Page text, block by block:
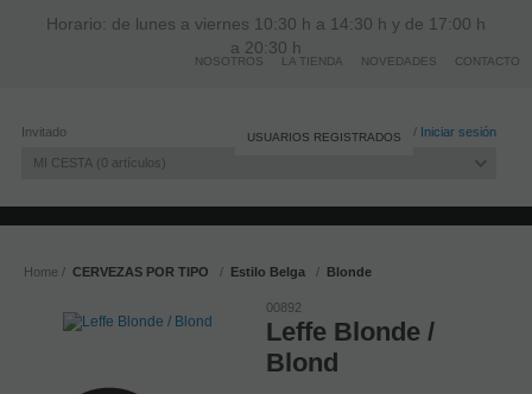
Horario: de lunes a viernes 10:30 h a 14:30 h y de 17:00 h
a 20:30 h
Invitado Registro / Iniciar sesión
MI CESTA 0 artículos
USUARIOS REGISTRADOS
Home CERVEZAS POR TIPO Estilo Belga Blonde
00892
Leffe Blonde /
Blond
NOSOTROS LA TIENDA NOVEDADES CONTACTO